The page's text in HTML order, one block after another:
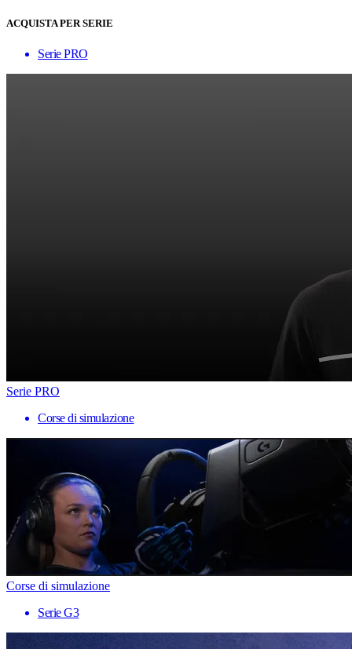
ACQUISTA PER SERIE
Serie PRO
Serie PRO
Corse di simulazione
Corse di simulazione
Serie G3